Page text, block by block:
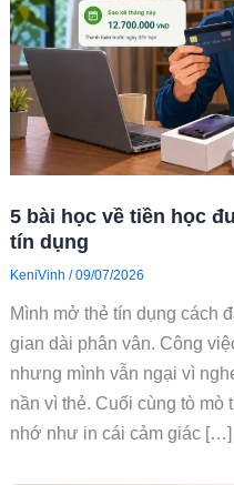
5 bài học về tiền học
tín dụng
KeniVinh /09/07/2026
Mình mở thẻ tín dụng cách
gian dài phân vân. Công
nhưng mình vẫn ngại vì
nần vì thẻ. Cuối cùng tò mò
nhớ như in cái cảm giác […]